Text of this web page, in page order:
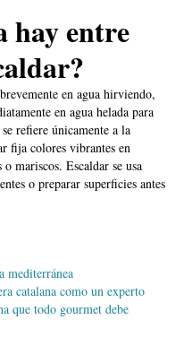
hay entre
en agua hirviendo,
en agua helada para
refiere únicamente a la
fija colores vibrantes en
mariscos. Escaldar se usa
o preparar superficies antes
mediterránea
catalana como un experto
que todo gourmet debe